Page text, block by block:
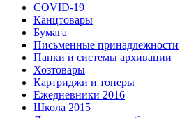
COVID-19
Канцтовары
Бумага
Письменные принадлежности
Папки и системы архивации
Хозтовары
Картриджи и тонеры
Ежедневники 2016
Школа 2015